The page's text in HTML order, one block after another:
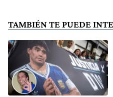
TAMBIÉN TE PUEDE